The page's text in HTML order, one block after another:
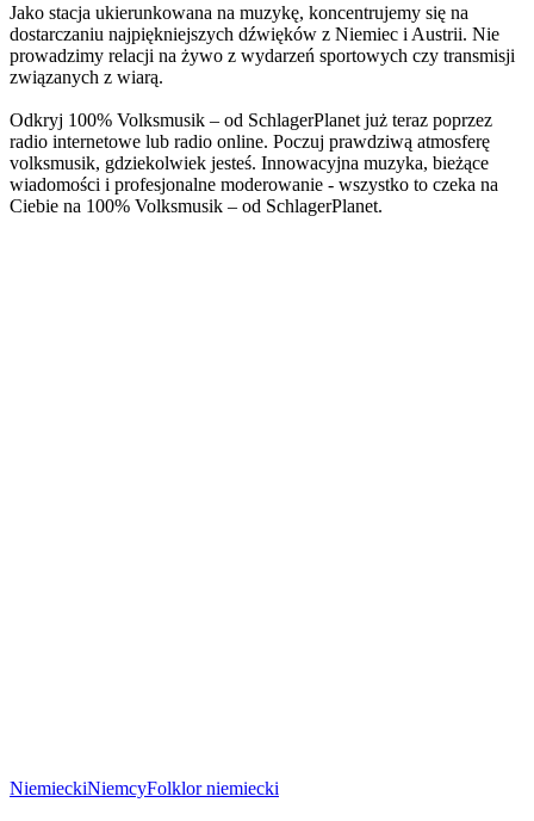
Jako stacja ukierunkowana na muzykę, koncentrujemy się na
dostarczaniu najpiękniejszych dźwięków z Niemiec i Austrii. Nie
prowadzimy relacji na żywo z wydarzeń sportowych czy transmisji
związanych z wiarą.
Odkryj 100% Volksmusik – od SchlagerPlanet już teraz poprzez
radio internetowe lub radio online. Poczuj prawdziwą atmosferę
volksmusik, gdziekolwiek jesteś. Innowacyjna muzyka, bieżące
wiadomości i profesjonalne moderowanie - wszystko to czeka na
Ciebie na 100% Volksmusik – od SchlagerPlanet.
NiemieckiNiemcyFolklor niemiecki